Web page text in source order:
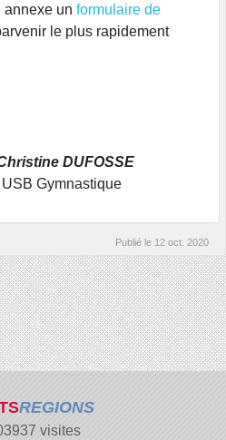
annexe un formulaire de
le plus rapidement
DUFOSSE
Gymnastique
Publié le 12 oct. 2020
REGIONS
visites